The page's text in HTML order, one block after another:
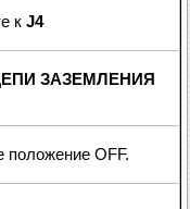
к J4
ЗАЗЕМЛЕНИЯ
положение OFF.